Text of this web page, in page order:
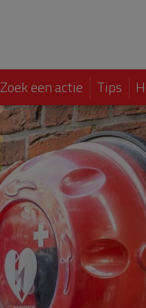
Zoek een actie Tips